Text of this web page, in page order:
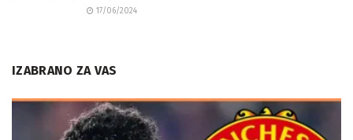
17/06/2024
IZABRANO ZA VAS